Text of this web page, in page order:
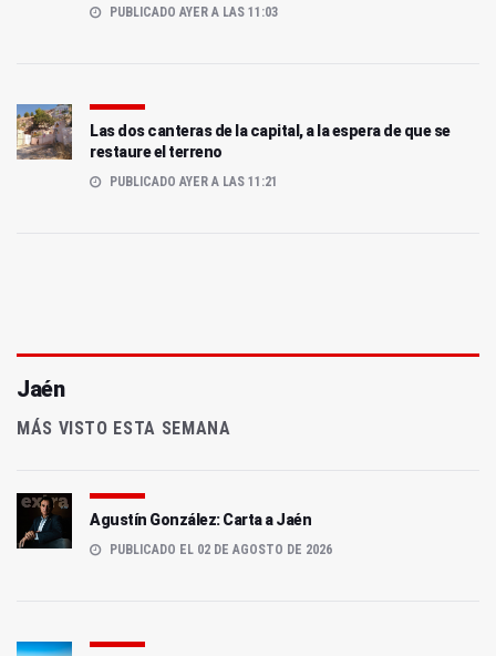
PUBLICADO AYER A LAS 11:03
Las dos canteras de la capital, a la espera de que se
restaure el terreno
PUBLICADO AYER A LAS 11:21
Jaén
MÁS VISTO ESTA SEMANA
Agustín González: Carta a Jaén
PUBLICADO EL 02 DE AGOSTO DE 2026